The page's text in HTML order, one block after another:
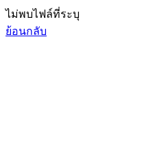
ไม่พบไฟล์ที่ระบุ
ย้อนกลับ